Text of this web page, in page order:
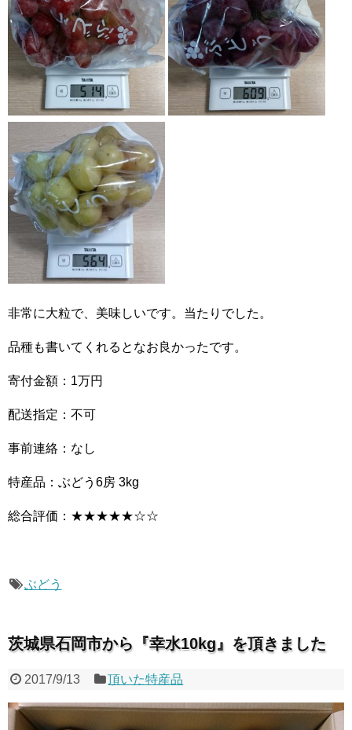
非常に大粒で、美味しいです。当たりでした。
品種も書いてくれるとなお良かったです。
寄付金額：1万円
配送指定：不可
事前連絡：なし
特産品：ぶどう6房 3kg
総合評価：★★★★★☆☆
ぶどう
茨城県石岡市から『幸水10kg』を頂きました
2017/9/13 頂いた特産品